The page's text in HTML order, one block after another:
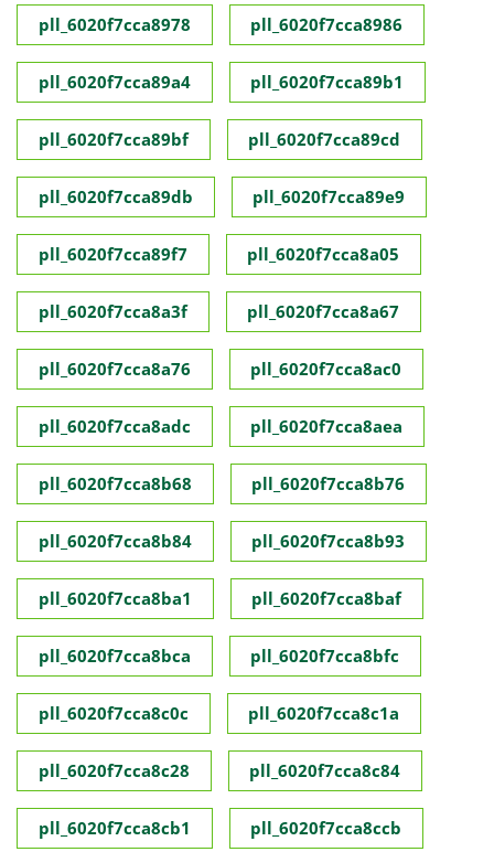
pll_6020f7cca8978 pll_6020f7cca8986
pll_6020f7cca89a4 pll_6020f7cca89b1
pll_6020f7cca89bf pll_6020f7cca89cd
pll_6020f7cca89db pll_6020f7cca89e9
pll_6020f7cca89f7 pll_6020f7cca8a05
pll_6020f7cca8a3f pll_6020f7cca8a67
pll_6020f7cca8a76 pll_6020f7cca8ac0
pll_6020f7cca8adc pll_6020f7cca8aea
pll_6020f7cca8b68 pll_6020f7cca8b76
pll_6020f7cca8b84 pll_6020f7cca8b93
pll_6020f7cca8ba1 pll_6020f7cca8baf
pll_6020f7cca8bca pll_6020f7cca8bfc
pll_6020f7cca8c0c pll_6020f7cca8c1a
pll_6020f7cca8c28 pll_6020f7cca8c84
pll_6020f7cca8cb1 pll_6020f7cca8ccb